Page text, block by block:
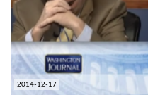
TROPICALMAGAZIN
GLOBOTV
AFRIKA TUDÁSTÁR
2014-12-17